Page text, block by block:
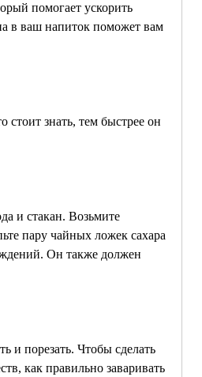
помогает ускорить
в ваш напиток поможет вам
стоит знать, тем быстрее он
и стакан. Возьмите
пару чайных ложек сахара
Он также должен
и порезать. Чтобы сделать
как правильно заваривать